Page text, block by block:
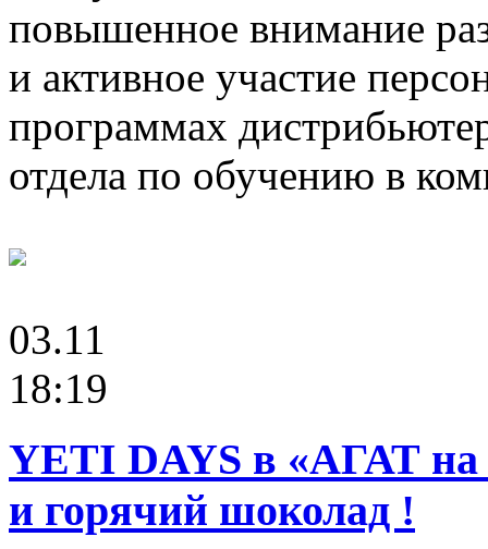
повышенное внимание
и активное участие
программах
отдела по обучению в
03.11
18:19
YETI DAYS в «АГАТ
и горячий шоколад !